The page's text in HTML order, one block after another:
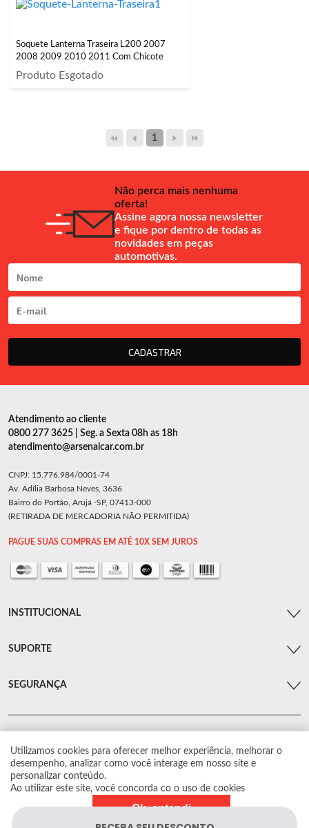
Soquete Lanterna Traseira L200 2007
2008 2009 2010 2011 Com Chicote
Produto Esgotado
1
Não perca mais nenhuma
oferta!
Assine agora nossa newsletter
e fique por dentro de todas as
novidades em peças
automotivas.
CADASTRAR
Utilizamos cookies para oferecer melhor experiência, melhorar o
desempenho, analizar como você interage em nosso site e
personalizar conteúdo.
Ao utilizar este site, você concorda co o uso de cookies
Ok, entendi
Atendimento ao cliente
0800 277 3625 | Seg. a Sexta 08h as 18h
atendimento@arsenalcar.com.br
CNPJ: 15.776.984/0001-74
Av. Adília Barbosa Neves, 3636
Bairro do Portão, Arujá -SP, 07413-000
(RETIRADA DE MERCADORIA NÃO PERMITIDA)
PAGUE SUAS COMPRAS EM ATÉ 10X SEM JUROS
INSTITUCIONAL
SUPORTE
SEGURANÇA
© Arsenal Car. Todos os direitos reservados.
Proibida reprodução total ou parcial. Preços e estoque sujeito a alterações sem
aviso prévio.